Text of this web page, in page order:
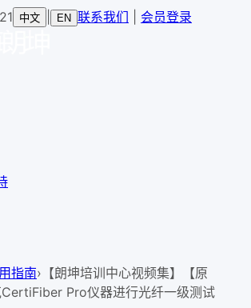
中文 EN 联系我们 会员登录
指南› 【朗坤培训中心视频集】【原
Pro仪器进行光纤一级测试